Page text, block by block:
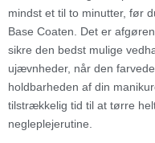
mindst et til to minutter, før
Base Coaten. Det er
sikre den bedst mulige
ujævnheder, når den
holdbarheden af din
tilstrækkelig tid til at tørre
negleplejerutine.